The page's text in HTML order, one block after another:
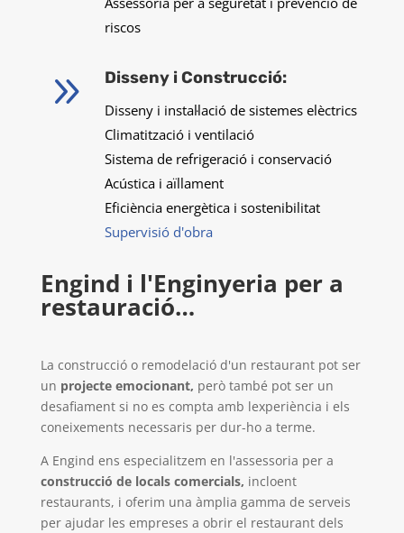
riscos
9 Disseny i Construcció:
Disseny i instal·lació de sistemes elèctrics
Climatització i ventilació
Sistema de refrigeració i conservació
Acústica i aïllament
Eficiència energètica i sostenibilitat
Supervisió d'obra
Engind i l'Enginyeria per a
restauració…
La construcció o remodelació d'un restaurant pot ser
un projecte emocionant, però també pot ser un
desafiament si no es compta amb lexperiència i els
coneixements necessaris per dur-ho a terme.
A Engind ens especialitzem en l'assessoria per a
construcció de locals comercials, incloent
restaurants, i oferim una àmplia gamma de serveis
per ajudar les empreses a obrir el restaurant dels